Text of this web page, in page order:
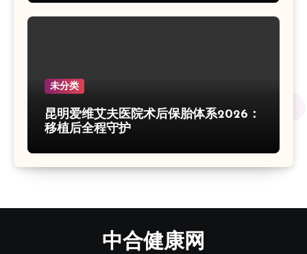
未分类
昆明爱维艾夫医院术后保胎体系2026：
移植后全程守护
中合健康网